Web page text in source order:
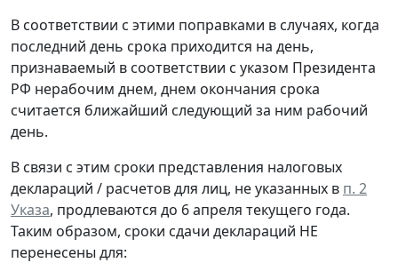
В соответствии с этими поправками в случаях, когда
последний день срока приходится на день,
признаваемый в соответствии с указом Президента
РФ нерабочим днем, днем окончания срока
считается ближайший следующий за ним рабочий
день.
В связи с этим сроки представления налоговых
деклараций / расчетов для лиц, не указанных в п. 2
Указа, продлеваются до 6 апреля текущего года.
Таким образом, сроки сдачи деклараций НЕ
перенесены для: